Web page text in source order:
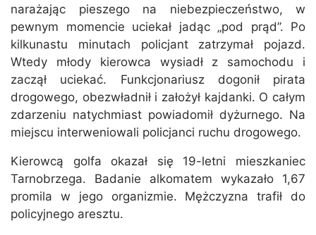
narażając pieszego na niebezpieczeństwo, w
pewnym momencie uciekał jadąc „pod prąd”. Po
kilkunastu minutach policjant zatrzymał pojazd.
Wtedy młody kierowca wysiadł z samochodu i
zaczął uciekać. Funkcjonariusz dogonił pirata
drogowego, obezwładnił i założył kajdanki. O całym
zdarzeniu natychmiast powiadomił dyżurnego. Na
miejscu interweniowali policjanci ruchu drogowego.
Kierowcą golfa okazał się 19-letni mieszkaniec
Tarnobrzega. Badanie alkomatem wykazało 1,67
promila w jego organizmie. Mężczyzna trafił do
policyjnego aresztu.